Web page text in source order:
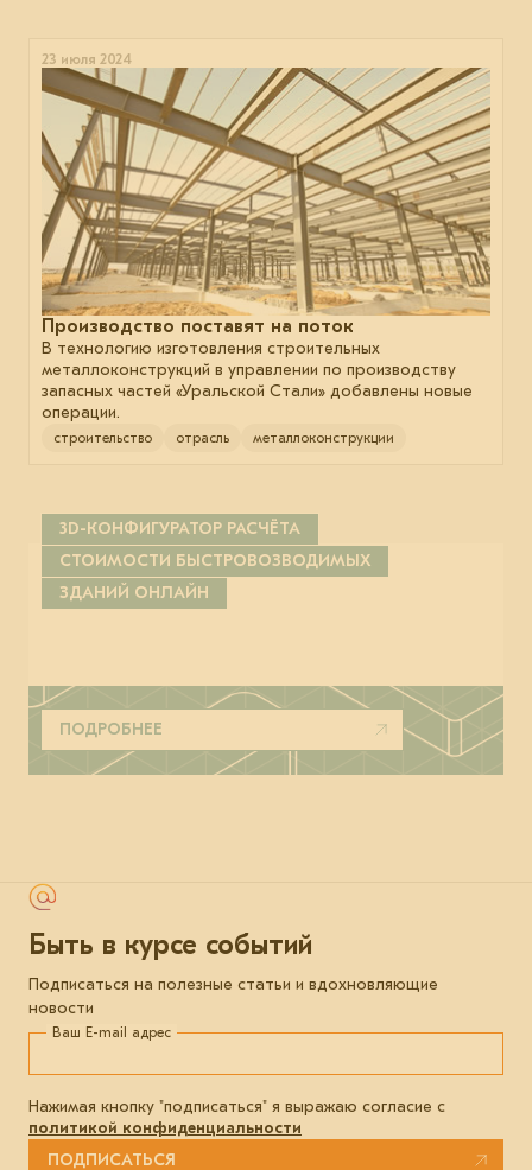
23 июля 2024
Производство поставят на поток
В технологию изготовления строительных
металлоконструкций в управлении по производству
запасных частей «Уральской Стали» добавлены новые
операции.
строительство отрасль металлоконструкции
3D-КОНФИГУРАТОР РАСЧЁТА
СТОИМОСТИ БЫСТРОВОЗВОДИМЫХ
ЗДАНИЙ ОНЛАЙН
ПОДРОБНЕЕ
Быть в курсе событий
Подписаться на полезные статьи и вдохновляющие
новости
Ваш E-mail адрес
Нажимая кнопку "подписаться" я выражаю согласие с
политикой конфиденциальности
ПОДПИСАТЬСЯ